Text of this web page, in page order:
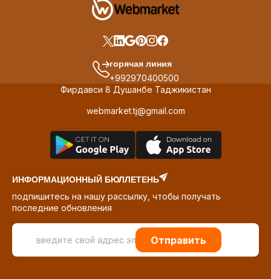
горячая линия
+992970400500
Фирдавси 8 Душанбе Таджикистан
webmarket.tj@gmail.com
ИНФОРМАЦИОННЫЙ БЮЛЛЕТЕНЬ
подпишитесь на нашу рассылку, чтобы получать
последние обновления
Отправить